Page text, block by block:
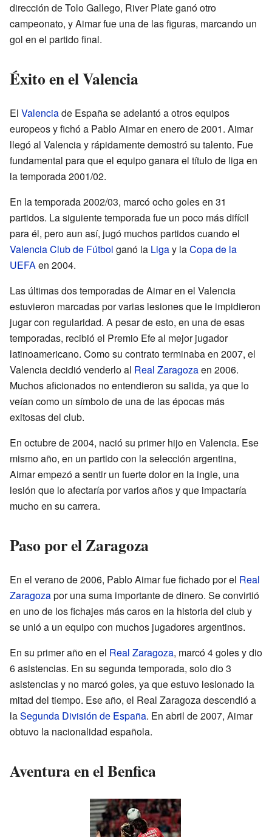
dirección de Tolo Gallego, River Plate ganó otro
campeonato, y Aimar fue una de las figuras, marcando un
gol en el partido final.
Éxito en el Valencia
El Valenciade España se adelantó a otros equipos
europeos y fichó a Pablo Aimar en enero de 2001. Aimar
llegó al Valencia y rápidamente demostró su talento. Fue
fundamental para que el equipo ganara el título de liga en
la temporada 2001/02.
En la temporada 2002/03, marcó ocho goles en 31
partidos. La siguiente temporada fue un poco más difícil
para él, pero aun así, jugó muchos partidos cuando el
Valencia Club de Fútbol ganó la Ligay laCopa de la
UEFAen 2004.
Las últimas dos temporadas de Aimar en el Valencia
estuvieron marcadas por varias lesiones que le impidieron
jugar con regularidad. A pesar de esto, en una de esas
temporadas, recibió el Premio Efe al mejor jugador
latinoamericano. Como su contrato terminaba en 2007, el
Valencia decidió venderlo al Real Zaragozaen 2006.
Muchos aficionados no entendieron su salida, ya que lo
veían como un símbolo de una de las épocas más
exitosas del club.
En octubre de 2004, nació su primer hijo en Valencia. Ese
mismo año, en un partido con la selección argentina,
Aimar empezó a sentir un fuerte dolor en la ingle, una
lesión que lo afectaría por varios años y que impactaría
mucho en su carrera.
Paso por el Zaragoza
En el verano de 2006, Pablo Aimar fue fichado por el Real
Zaragozapor una suma importante de dinero. Se convirtió
en uno de los fichajes más caros en la historia del club y
se unió a un equipo con muchos jugadores argentinos.
En su primer año en el Real Zaragoza, marcó 4 goles y dio
6 asistencias. En su segunda temporada, solo dio 3
asistencias y no marcó goles, ya que estuvo lesionado la
mitad del tiempo. Ese año, el Real Zaragoza descendió a
laSegunda División de España. En abril de 2007, Aimar
obtuvo la nacionalidad española.
Aventura en el Benfica